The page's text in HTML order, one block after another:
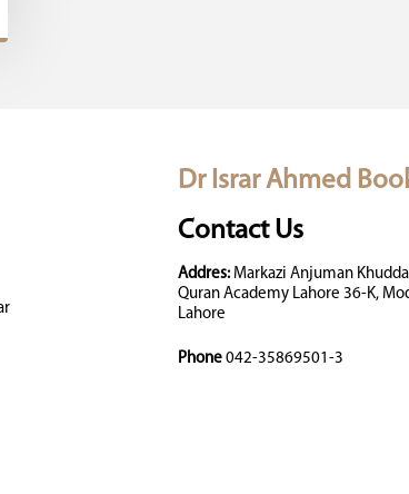
Dr Israr Ahmed
Contact Us
Addres:Markazi Anjuman
Quran Academy Lahore 36-K,
Lahore
Phone 042-35869501-3